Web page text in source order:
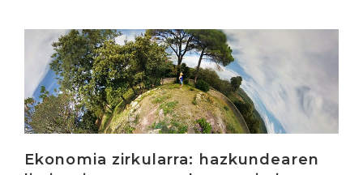
Ekonomia zirkularra: hazkundearen
Irakurri